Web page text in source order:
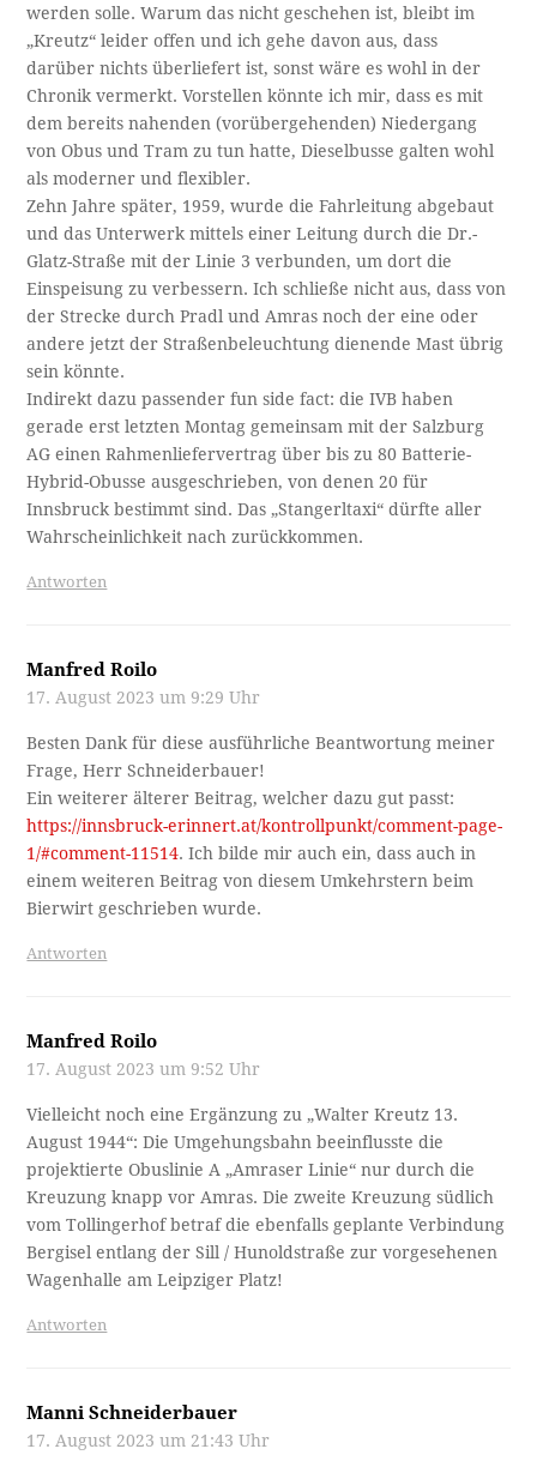
werden solle. Warum das nicht geschehen ist, bleibt im
„Kreutz“ leider offen und ich gehe davon aus, dass
darüber nichts überliefert ist, sonst wäre es wohl in der
Chronik vermerkt. Vorstellen könnte ich mir, dass es mit
dem bereits nahenden (vorübergehenden) Niedergang
von Obus und Tram zu tun hatte, Dieselbusse galten wohl
als moderner und flexibler.
Zehn Jahre später, 1959, wurde die Fahrleitung abgebaut
und das Unterwerk mittels einer Leitung durch die Dr.-
Glatz-Straße mit der Linie 3 verbunden, um dort die
Einspeisung zu verbessern. Ich schließe nicht aus, dass von
der Strecke durch Pradl und Amras noch der eine oder
andere jetzt der Straßenbeleuchtung dienende Mast übrig
sein könnte.
Indirekt dazu passender fun side fact: die IVB haben
gerade erst letzten Montag gemeinsam mit der Salzburg
AG einen Rahmenliefervertrag über bis zu 80 Batterie-
Hybrid-Obusse ausgeschrieben, von denen 20 für
Innsbruck bestimmt sind. Das „Stangerltaxi“ dürfte aller
Wahrscheinlichkeit nach zurückkommen.
Antworten
Manfred Roilo
17. August 2023 um 9:29 Uhr
Besten Dank für diese ausführliche Beantwortung meiner
Frage, Herr Schneiderbauer!
Ein weiterer älterer Beitrag, welcher dazu gut passt:
https://innsbruck-erinnert.at/kontrollpunkt/comment-page-
1/#comment-11514. Ich bilde mir auch ein, dass auch in
einem weiteren Beitrag von diesem Umkehrstern beim
Bierwirt geschrieben wurde.
Antworten
Manfred Roilo
17. August 2023 um 9:52 Uhr
Vielleicht noch eine Ergänzung zu „Walter Kreutz 13.
August 1944“: Die Umgehungsbahn beeinflusste die
projektierte Obuslinie A „Amraser Linie“ nur durch die
Kreuzung knapp vor Amras. Die zweite Kreuzung südlich
vom Tollingerhof betraf die ebenfalls geplante Verbindung
Bergisel entlang der Sill / Hunoldstraße zur vorgesehenen
Wagenhalle am Leipziger Platz!
Antworten
Manni Schneiderbauer
17. August 2023 um 21:43 Uhr